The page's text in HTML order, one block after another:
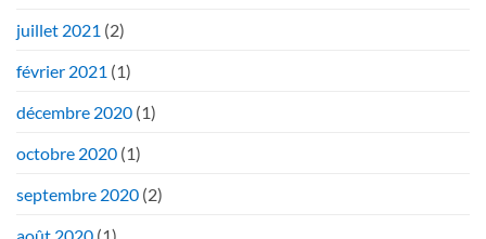
juillet 2021 (2)
février 2021 (1)
décembre 2020 (1)
octobre 2020 (1)
septembre 2020 (2)